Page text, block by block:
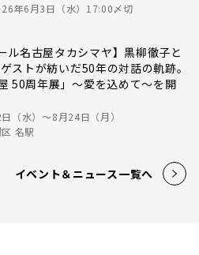
年6月3日（水）17:00〆切
ル名古屋タカシマヤ】黒柳徹子と
ストが紡いだ50年の対話の軌跡。
50周年展」～愛を込めて～を開
（水）〜8月24日（月）
名駅
イベント＆ニュース一覧へ